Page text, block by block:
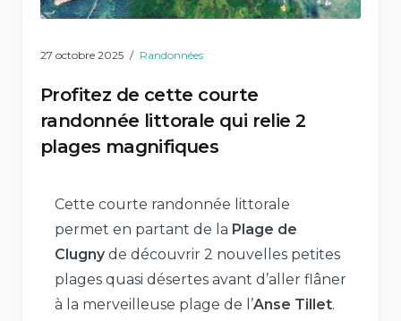
27 octobre 2025 Randonnées
Profitez de cette courte
randonnée littorale qui relie 2
plages magnifiques
Cette courte randonnée littorale
permet en partant de la Plage de
Clugny de découvrir 2 nouvelles petites
plages quasi désertes avant d’aller flâner
à la merveilleuse plage de l’Anse Tillet.